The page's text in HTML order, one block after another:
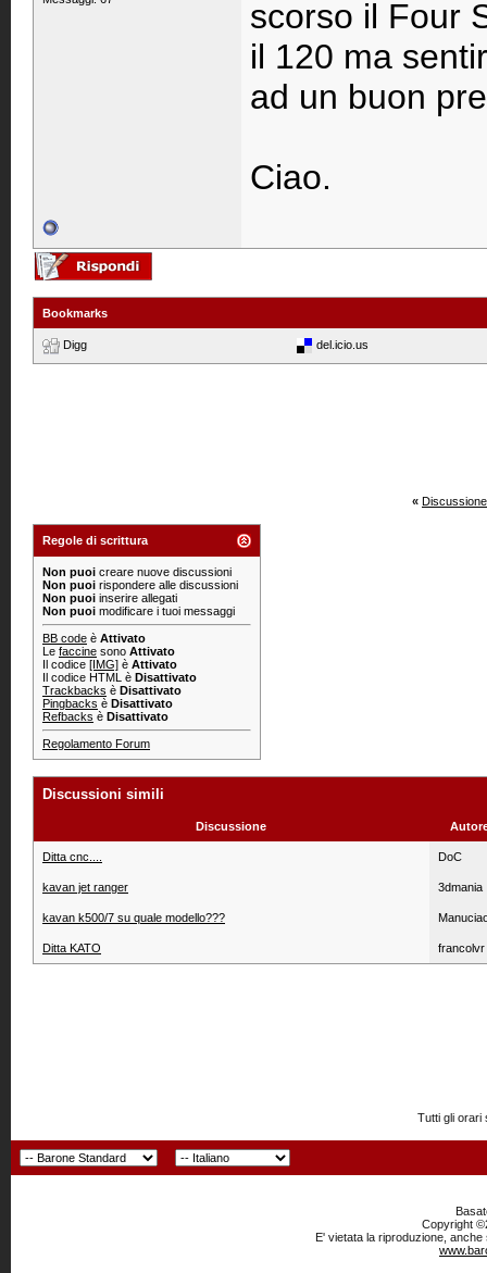
scorso il Four
il 120 ma
ad un buon
Ciao.
Bookmarks
Digg del.icio.us
«
Regole di scrittura
Non puoi creare nuove discussioni
Non puoi rispondere alle discussioni
Non puoi inserire allegati
Non puoi modificare i tuoi messaggi
BB code è Attivato
Le faccine sono Attivato
Il codice [IMG] è Attivato
Il codice HTML è Disattivato
Trackbacks è Disattivato
Pingbacks è Disattivato
Refbacks è Disattivato
Regolamento Forum
Discussioni simili
Discussione
Ditta cnc.... DoC
kavan jet ranger 3dmania
kavan k500/7 su quale modello???
Ditta KATO francolvr
Tutti gli orari
Copyright
E' vietata la riproduzione,